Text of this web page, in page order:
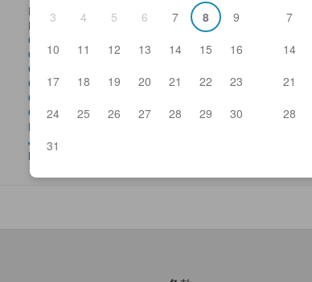
3
4 5 6 7 8
9
10
11 12 13 14 15
16
17
18 19 20 21 22
23
24
25 26 27 28 29
30
31
7
14
21
28
Bistro Silk Road
Blow Fish Hon-Atsugi Yasudoya 1908
Cafe Du Monde
Chikubai
Chinese Dining Nisshin Geppo
Chinese Restaurant Ichibankan
Coco Ichibanya Hon-Atsugi Ekimae
Coffee Kan Hon-Atsugi
Delicious Fish And Grilled Chicken Tavern Gatten
Jinnosuke
Denny's Atsugi